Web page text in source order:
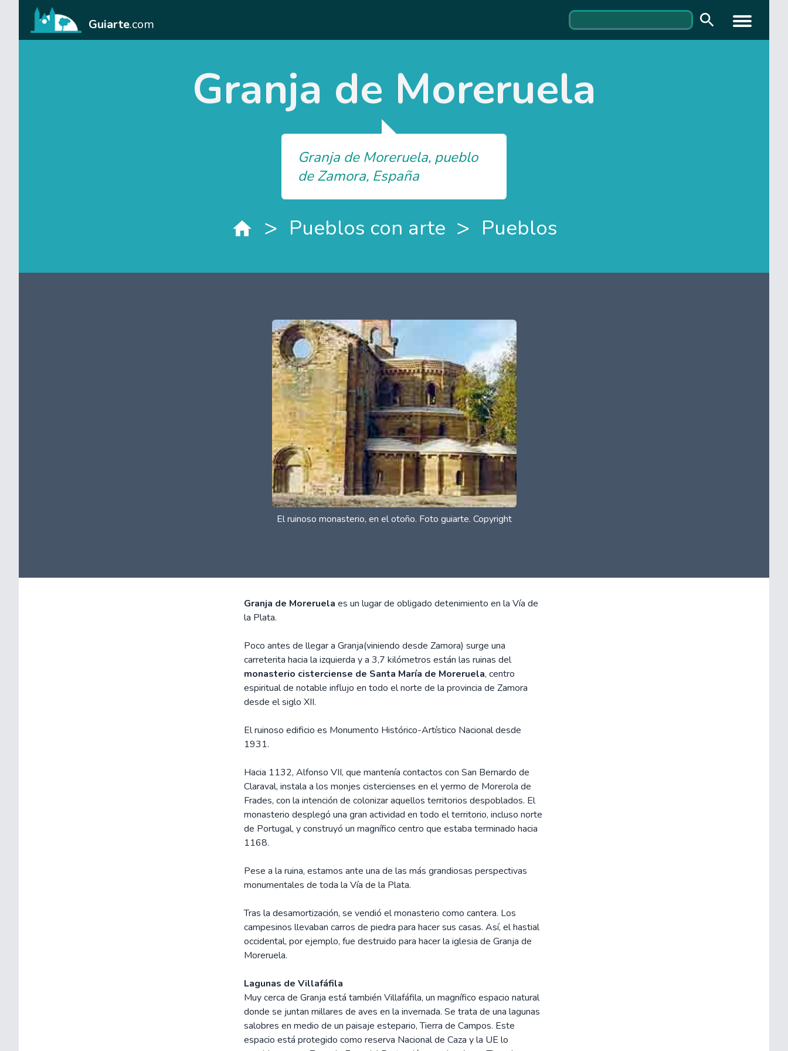
Guiarte.com
Granja de Moreruela
Granja de Moreruela, pueblo
de Zamora, España
> Pueblos con arte > Pueblos
El ruinoso monasterio, en el otoño. Foto guiarte. Copyright
Granja de Moreruela es un lugar de obligado detenimiento en la Vía de
la Plata.
Poco antes de llegar a Granja(viniendo desde Zamora) surge una
carreterita hacia la izquierda y a 3,7 kilómetros están las ruinas del
monasterio cisterciense de Santa María de Moreruela, centro
espiritual de notable influjo en todo el norte de la provincia de Zamora
desde el siglo XII.
El ruinoso edificio es Monumento Histórico-Artístico Nacional desde
1931.
Hacia 1132, Alfonso VII, que mantenía contactos con San Bernardo de
Claraval, instala a los monjes cistercienses en el yermo de Morerola de
Frades, con la intención de colonizar aquellos territorios despoblados. El
monasterio desplegó una gran actividad en todo el territorio, incluso norte
de Portugal, y construyó un magnífico centro que estaba terminado hacia
1168.
Pese a la ruina, estamos ante una de las más grandiosas perspectivas
monumentales de toda la Vía de la Plata.
Tras la desamortización, se vendió el monasterio como cantera. Los
campesinos llevaban carros de piedra para hacer sus casas. Así, el hastial
occidental, por ejemplo, fue destruido para hacer la iglesia de Granja de
Moreruela.
Lagunas de Villafáfila
Muy cerca de Granja está también Villafáfila, un magnífico espacio natural
donde se juntan millares de aves en la invernada. Se trata de una lagunas
salobres en medio de un paisaje estepario, Tierra de Campos. Este
espacio está protegido como reserva Nacional de Caza y la UE lo